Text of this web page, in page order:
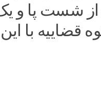
شست پا و
قضاییه با